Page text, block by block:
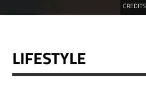
CREDITS:
LIFESTYLE